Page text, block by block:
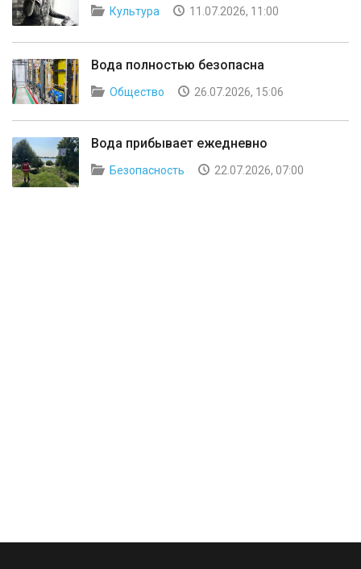
Культура 11.07.2026, 11:00
Вода полностью безопасна
Общество 26.07.2026, 15:06
Вода прибывает ежедневно
Безопасность 22.07.2026, 07:00